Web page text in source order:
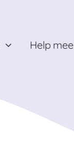
Help mee